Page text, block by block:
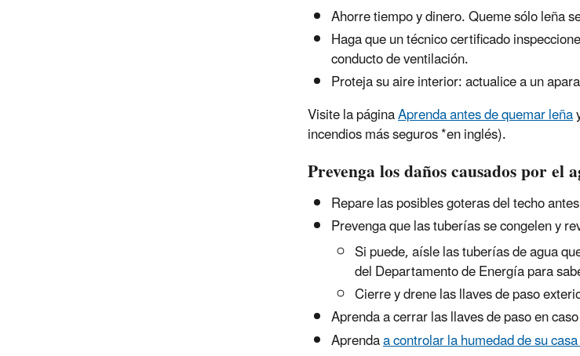
Ahorre tiempo y dinero. Queme sólo leña
Haga que un técnico certificado
conducto de ventilación.
Proteja su aire interior: actualice a un
Visite la páginaAprenda antes de quemar leña
incendios más seguros *en inglés).
Prevenga los daños causados por el
Repare las posibles goteras del techo
Prevenga que las tuberías se congelen y
Si puede, aísle las tuberías de agua
del Departamento de Energía para
Cierre y drene las llaves de paso
Aprenda a cerrar las llaves de paso en
Aprendaa controlar la humedad de su